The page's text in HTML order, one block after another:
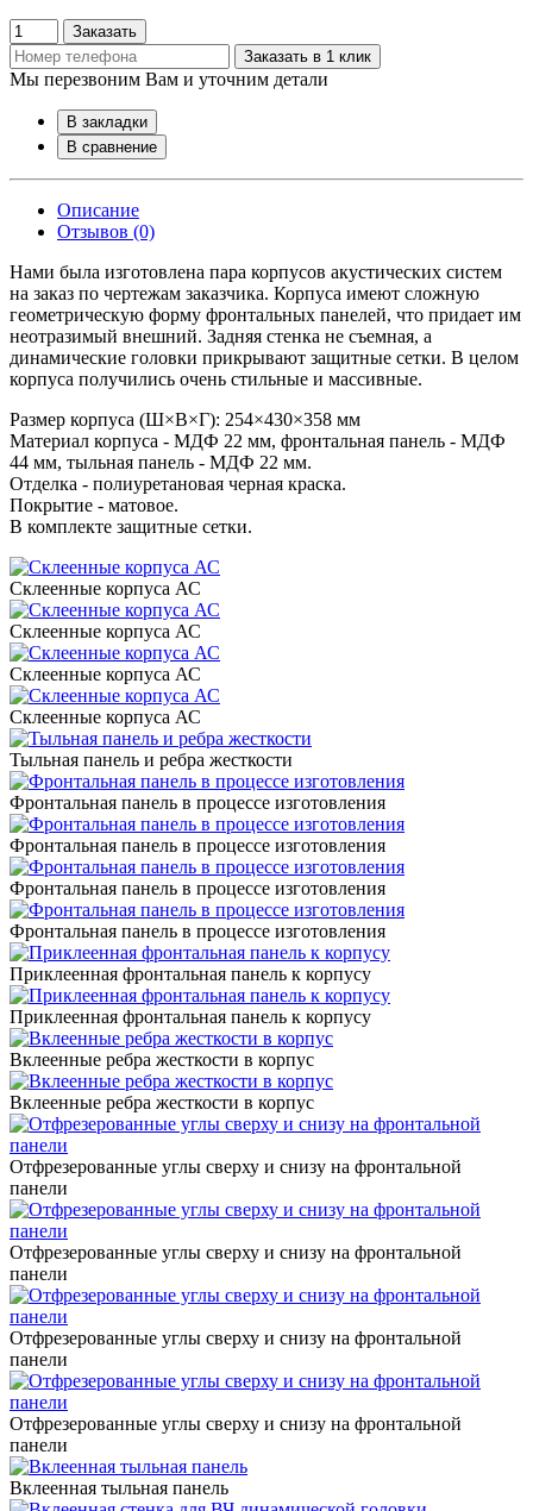
Заказать
Заказать в 1 клик
Мы перезвоним Вам и уточним детали
В закладки
В сравнение
Описание
Отзывов (0)
Нами была изготовлена пара корпусов акустических систем
на заказ по чертежам заказчика. Корпуса имеют сложную
геометрическую форму фронтальных панелей, что придает им
неотразимый внешний. Задняя стенка не съемная, а
динамические головки прикрывают защитные сетки. В целом
корпуса получились очень стильные и массивные.
Размер корпуса (Ш×В×Г): 254×430×358 мм
Материал корпуса - МДФ 22 мм, фронтальная панель - МДФ
44 мм, тыльная панель - МДФ 22 мм.
Отделка - полиуретановая черная краска.
Покрытие - матовое.
В комплекте защитные сетки.
Склеенные корпуса АС
Склеенные корпуса АС
Склеенные корпуса АС
Склеенные корпуса АС
Тыльная панель и ребра жесткости
Фронтальная панель в процессе изготовления
Фронтальная панель в процессе изготовления
Фронтальная панель в процессе изготовления
Фронтальная панель в процессе изготовления
Приклеенная фронтальная панель к корпусу
Приклеенная фронтальная панель к корпусу
Вклеенные ребра жесткости в корпус
Вклеенные ребра жесткости в корпус
Отфрезерованные углы сверху и снизу на фронтальной
панели
Отфрезерованные углы сверху и снизу на фронтальной
панели
Отфрезерованные углы сверху и снизу на фронтальной
панели
Отфрезерованные углы сверху и снизу на фронтальной
панели
Вклеенная тыльная панель